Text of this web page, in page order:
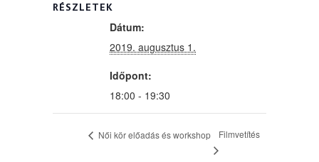
RÉSZLETEK
Dátum:
2019. augusztus 1.
Időpont:
18:00 - 19:30
Női kör előadás és workshop Filmvetítés